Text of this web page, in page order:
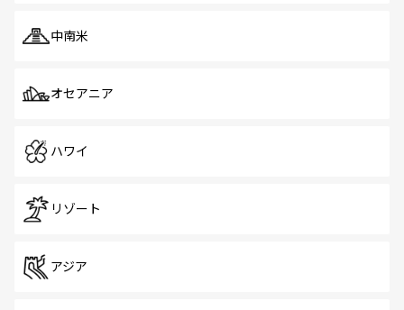
中南米
オセアニア
ハワイ
リゾート
アジア